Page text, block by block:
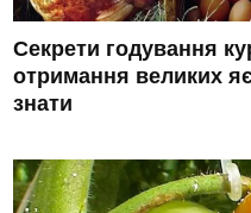
Секрети годування
отримання великих
знати